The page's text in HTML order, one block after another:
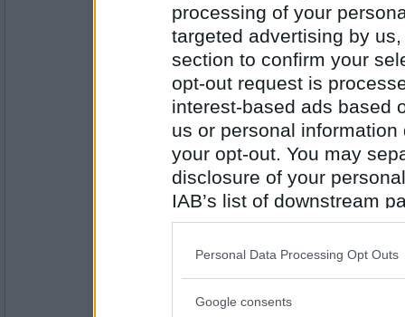
processing of your
targeted advertising by
section to confirm your
opt-out request is
interest-based ads based
us or personal
your opt-out. You may
disclosure of your
IAB’s list of downstream
also be disclosed by us
Downstream Participants
Please note that this
Personal Data Processing Opt Outs
Google consents
2422
Antal inlägg: 99
Skridskor
Hårdrock eller pojkband?
Antal inlägg:
Pojkband